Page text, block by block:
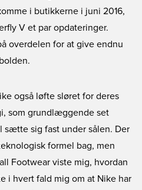
i butikkerne i juni 2016,
V et par opdateringer.
overdelen for at give endnu
også løfte sløret for deres
som grundlæggende set
sætte sig fast under sålen. Der
formel bag, men
Footwear viste mig, hvordan
i hvert fald mig om at Nike har